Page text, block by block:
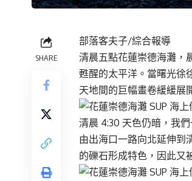
SHARE
部落客夫子/綜合報導
清晨五點花蓮崇德海灘，
甦醒的太平洋。當曙光徐
天地間的巨幅畫卷緩緩展
清晨 4:30 天色仍暗，我
由出海口一路向北延伸到
的礫石形成特色，因此又